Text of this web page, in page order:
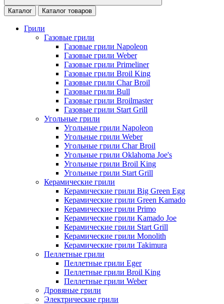
Каталог Каталог товаров
Грили
Газовые грили
Газовые грили Napoleon
Газовые грили Weber
Газовые грили Primeliner
Газовые грили Broil King
Газовые грили Char Broil
Газовые грили Bull
Газовые грили Broilmaster
Газовые грили Start Grill
Угольные грили
Угольные грили Napoleon
Угольные грили Weber
Угольные грили Char Broil
Угольные грили Oklahoma Joe's
Угольные грили Broil King
Угольные грили Start Grill
Керамические грили
Керамические грили Big Green Egg
Керамические грили Green Kamado
Керамические грили Primo
Керамические грили Kamado Joe
Керамические грили Start Grill
Керамические грили Monolith
Керамические грили Takimura
Пеллетные грили
Пеллетные грили Eger
Пеллетные грили Broil King
Пеллетные грили Weber
Дровяные грили
Электрические грили